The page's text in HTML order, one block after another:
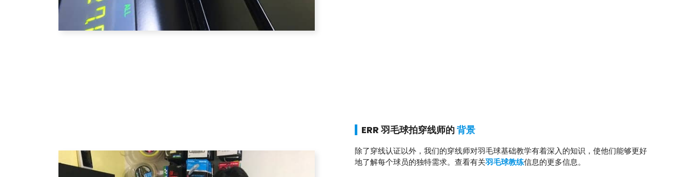
ERR 羽毛球拍穿线师的背景
除了穿线认证以外，我们的穿线师对羽毛球基础教学有着深入的知识，使他们能够更好
地了解每个球员的独特需求。查看有关羽毛球教练信息的更多信息。